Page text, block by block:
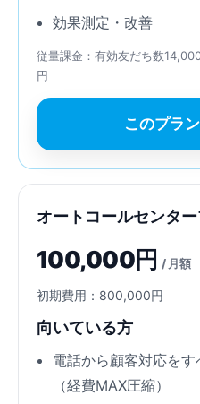
効果測定・改善
従量課金：有効友だち数
円
このプラ
オートコールセンタ
100,000円 / 月額
初期費用：800,000円
向いている方
電話から顧客対応を
（経費MAX圧縮）